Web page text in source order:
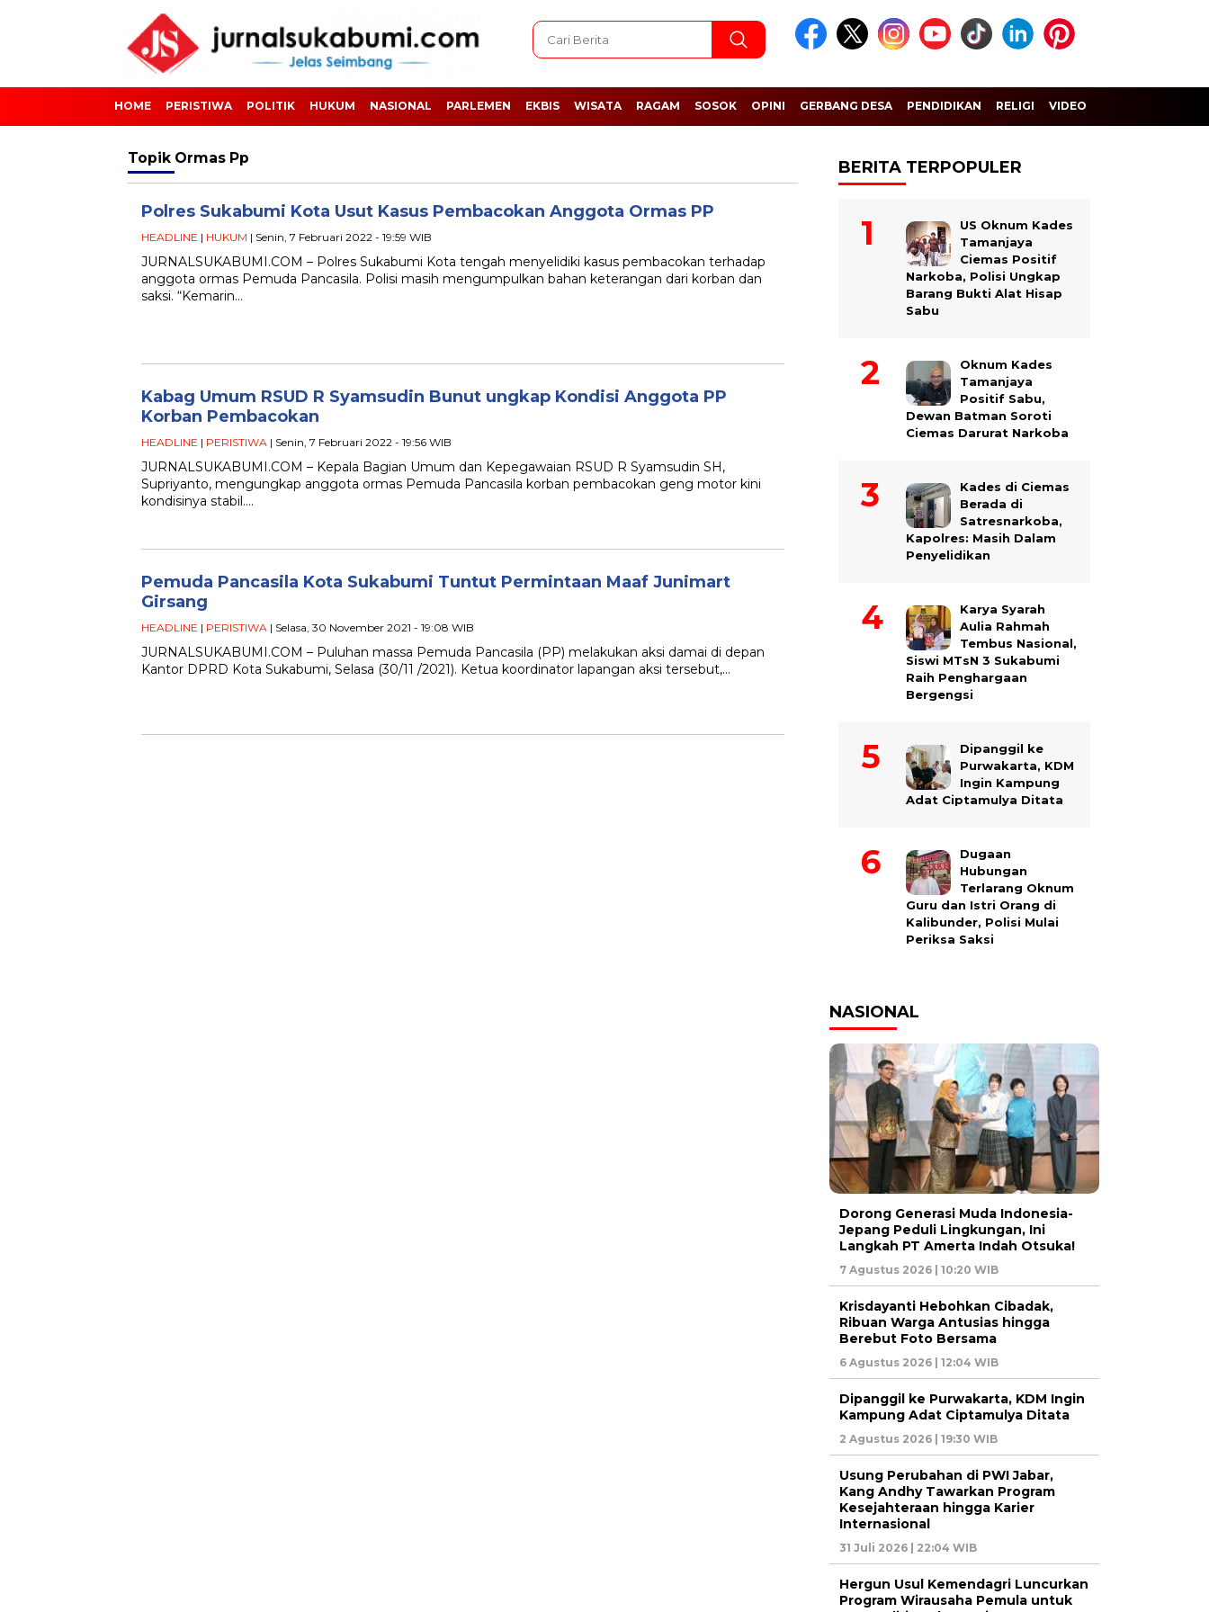
HOME PERISTIWA POLITIK HUKUM NASIONAL PARLEMEN EKBIS WISATA RAGAM SOSOK OPINI GERBANG DESA PENDIDIKAN RELIGI VIDEO
Topik Ormas Pp
Polres Sukabumi Kota Usut Kasus Pembacokan Anggota Ormas PP
HEADLINE | HUKUM | Senin, 7 Februari 2022 - 19:59 WIB
JURNALSUKABUMI.COM – Polres Sukabumi Kota tengah menyelidiki kasus pembacokan terhadap
anggota ormas Pemuda Pancasila. Polisi masih mengumpulkan bahan keterangan dari korban dan
saksi. “Kemarin…
Kabag Umum RSUD R Syamsudin Bunut ungkap Kondisi Anggota PP
Korban Pembacokan
HEADLINE | PERISTIWA | Senin, 7 Februari 2022 - 19:56 WIB
JURNALSUKABUMI.COM – Kepala Bagian Umum dan Kepegawaian RSUD R Syamsudin SH,
Supriyanto, mengungkap anggota ormas Pemuda Pancasila korban pembacokan geng motor kini
kondisinya stabil….
Pemuda Pancasila Kota Sukabumi Tuntut Permintaan Maaf Junimart
Girsang
HEADLINE | PERISTIWA | Selasa, 30 November 2021 - 19:08 WIB
JURNALSUKABUMI.COM – Puluhan massa Pemuda Pancasila (PP) melakukan aksi damai di depan
Kantor DPRD Kota Sukabumi, Selasa (30/11 /2021). Ketua koordinator lapangan aksi tersebut,…
BERITA TERPOPULER
US Oknum Kades
Tamanjaya
Ciemas Positif
Narkoba, Polisi Ungkap
Barang Bukti Alat Hisap
Sabu
Oknum Kades
Tamanjaya
Positif Sabu,
Dewan Batman Soroti
Ciemas Darurat Narkoba
Kades di Ciemas
Berada di
Satresnarkoba,
Kapolres: Masih Dalam
Penyelidikan
Karya Syarah
Aulia Rahmah
Tembus Nasional,
Siswi MTsN 3 Sukabumi
Raih Penghargaan
Bergengsi
Dipanggil ke
Purwakarta, KDM
Ingin Kampung
Adat Ciptamulya Ditata
Dugaan
Hubungan
Terlarang Oknum
Guru dan Istri Orang di
Kalibunder, Polisi Mulai
Periksa Saksi
NASIONAL
Dorong Generasi Muda Indonesia-
Jepang Peduli Lingkungan, Ini
Langkah PT Amerta Indah Otsuka!
7 Agustus 2026 | 10:20 WIB
Krisdayanti Hebohkan Cibadak,
Ribuan Warga Antusias hingga
Berebut Foto Bersama
6 Agustus 2026 | 12:04 WIB
Dipanggil ke Purwakarta, KDM Ingin
Kampung Adat Ciptamulya Ditata
2 Agustus 2026 | 19:30 WIB
Usung Perubahan di PWI Jabar,
Kang Andhy Tawarkan Program
Kesejahteraan hingga Karier
Internasional
31 Juli 2026 | 22:04 WIB
Hergun Usul Kemendagri Luncurkan
Program Wirausaha Pemula untuk